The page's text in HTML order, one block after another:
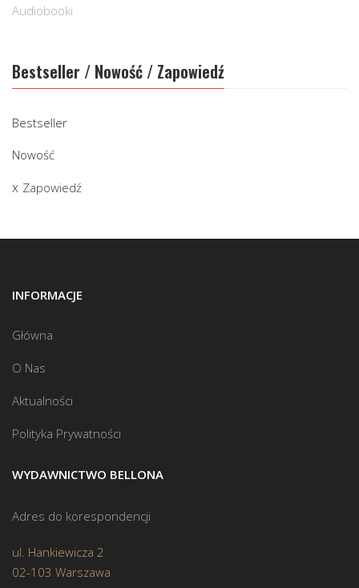
Audiobooki
Bestseller / Nowość / Zapowiedź
Bestseller
Nowość
Zapowiedź
INFORMACJE
Główna
O Nas
Aktualności
Polityka Prywatności
WYDAWNICTWO BELLONA
Adres do korespondencji
ul. Hankiewicza 2
02-103 Warszawa